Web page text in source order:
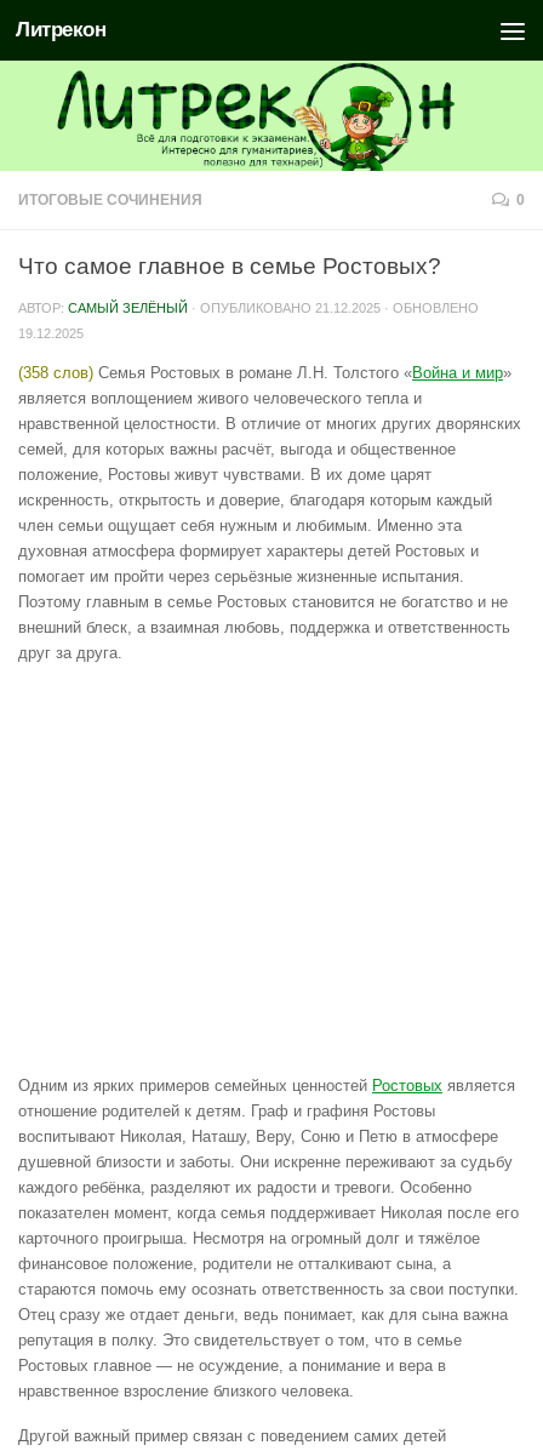
Литрекон
ИТОГОВЫЕ СОЧИНЕНИЯ 0
Что самое главное в семье Ростовых?
АВТОР: САМЫЙ ЗЕЛЁНЫЙ · ОПУБЛИКОВАНО 21.12.2025 · ОБНОВЛЕНО
19.12.2025
(358 слов) Семья Ростовых в романе Л.Н. Толстого «Война и мир»
является воплощением живого человеческого тепла и
нравственной целостности. В отличие от многих других дворянских
семей, для которых важны расчёт, выгода и общественное
положение, Ростовы живут чувствами. В их доме царят
искренность, открытость и доверие, благодаря которым каждый
член семьи ощущает себя нужным и любимым. Именно эта
духовная атмосфера формирует характеры детей Ростовых и
помогает им пройти через серьёзные жизненные испытания.
Поэтому главным в семье Ростовых становится не богатство и не
внешний блеск, а взаимная любовь, поддержка и ответственность
друг за друга.
Одним из ярких примеров семейных ценностей Ростовых является
отношение родителей к детям. Граф и графиня Ростовы
воспитывают Николая, Наташу, Веру, Соню и Петю в атмосфере
душевной близости и заботы. Они искренне переживают за судьбу
каждого ребёнка, разделяют их радости и тревоги. Особенно
показателен момент, когда семья поддерживает Николая после его
карточного проигрыша. Несмотря на огромный долг и тяжёлое
финансовое положение, родители не отталкивают сына, а
стараются помочь ему осознать ответственность за свои поступки.
Отец сразу же отдает деньги, ведь понимает, как для сына важна
репутация в полку. Это свидетельствует о том, что в семье
Ростовых главное — не осуждение, а понимание и вера в
нравственное взросление близкого человека.
Другой важный пример связан с поведением самих детей